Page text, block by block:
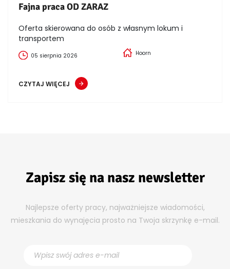
Fajna praca OD ZARAZ
Oferta skierowana do osób z własnym lokum i
transportem
05 sierpnia 2026 Hoorn
CZYTAJ WIĘCEJ
Zapisz się na nasz newsletter
Najlepsze oferty pracy, najważniejsze wiadomości,
mieszkania do wynajęcia prosto na Twoja skrzynkę e-mail.